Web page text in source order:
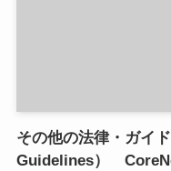
その他の法律・ガイ
Guidelines）